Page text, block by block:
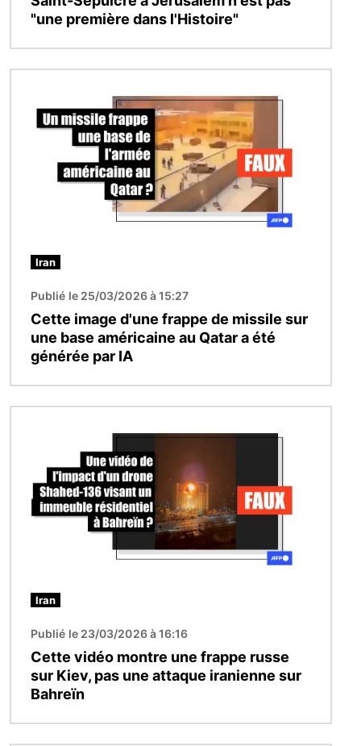
"une première dans l'Histoire"
Iran
Publié le 25/03/2026 à 15:27
Cette image d'une frappe de missile sur
une base américaine au Qatar a été
générée par IA
Iran
Publié le 23/03/2026 à 16:16
Cette vidéo montre une frappe russe
sur Kiev, pas une attaque iranienne sur
Bahreïn